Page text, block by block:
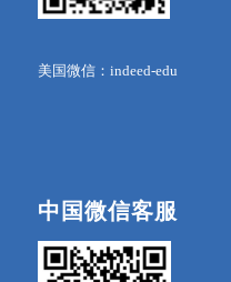
美国微信：indeed-edu
中国微信客服